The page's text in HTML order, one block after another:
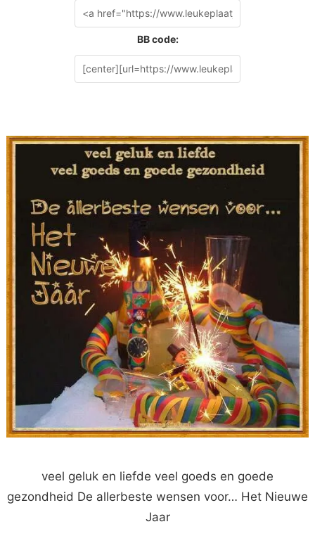
BB code:
veel geluk en liefde veel goeds en goede
gezondheid De allerbeste wensen voor… Het Nieuwe
Jaar